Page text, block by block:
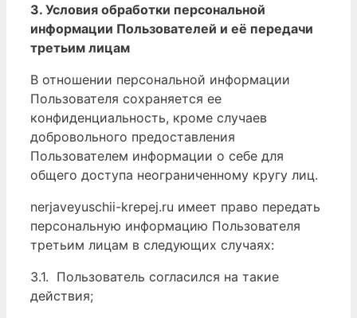
3. Условия обработки персональной
информации Пользователей и её передачи
третьим лицам
В отношении персональной информации
Пользователя сохраняется ее
конфиденциальность, кроме случаев
добровольного предоставления
Пользователем информации о себе для
общего доступа неограниченному кругу лиц.
nerjaveyuschii-krepej.ru имеет право передать
персональную информацию Пользователя
третьим лицам в следующих случаях:
3.1. Пользователь согласился на такие
действия;